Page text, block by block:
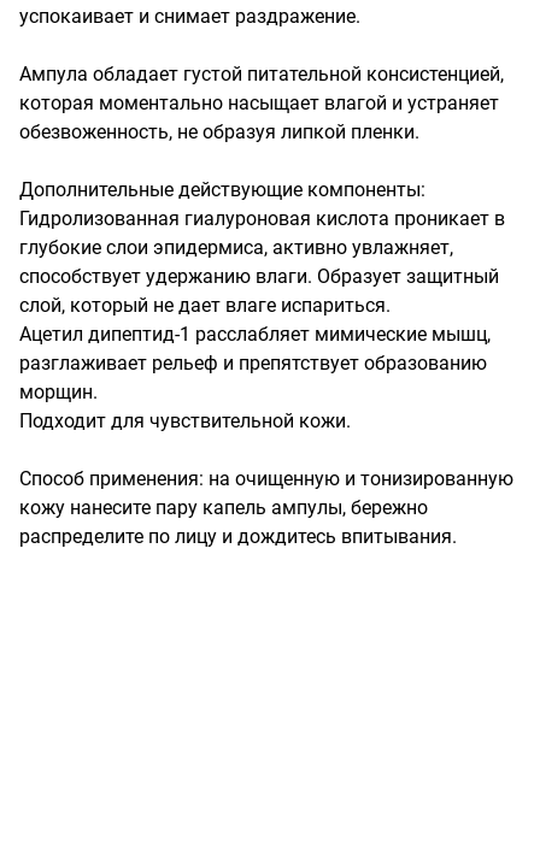
успокаивает и снимает раздражение.
Ампула обладает густой питательной консистенцией,
которая моментально насыщает влагой и устраняет
обезвоженность, не образуя липкой пленки.
Дополнительные действующие компоненты:
Гидролизованная гиалуроновая кислота проникает в
глубокие слои эпидермиса, активно увлажняет,
способствует удержанию влаги. Образует защитный
слой, который не дает влаге испариться.
Ацетил дипептид-1 расслабляет мимические мышц,
разглаживает рельеф и препятствует образованию
морщин.
Подходит для чувствительной кожи.
Способ применения: на очищенную и тонизированную
кожу нанесите пару капель ампулы, бережно
распределите по лицу и дождитесь впитывания.